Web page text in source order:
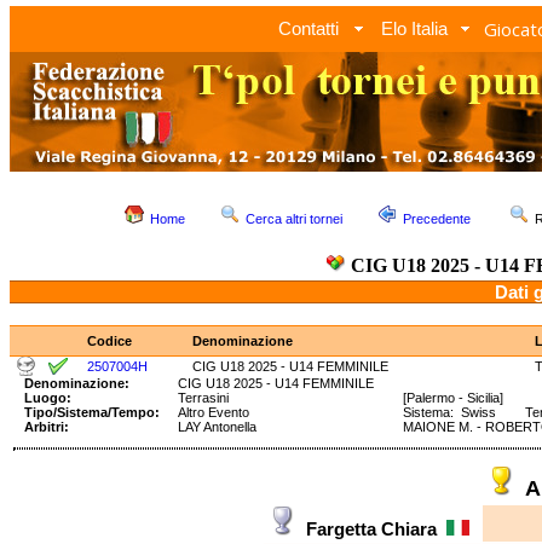
Contatti Elo Italia
Home Cerca altri tornei Precedente
CIG U18 2025 - U14
Dati
Codice Denominazione
2507004H
CIG U18 2025 - U14 FEMMINILE
Denominazione:
CIG U18 2025 - U14 FEMMINILE
Luogo:
Terrasini
[Palermo - Sicilia]
Tipo/Sistema/Tempo:
Altro Evento
Sistema: Swiss
Arbitri:
LAY Antonella MAIONE M. -
Fargetta Chiara